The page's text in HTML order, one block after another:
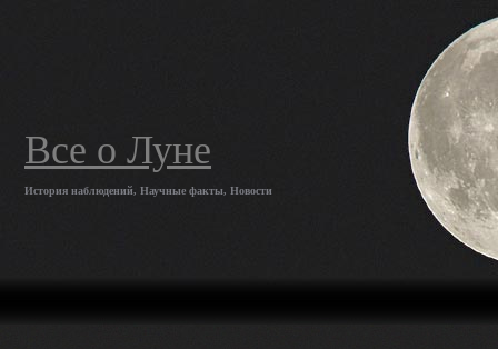
Все о Луне
История наблюдений, Научные факты, Новости